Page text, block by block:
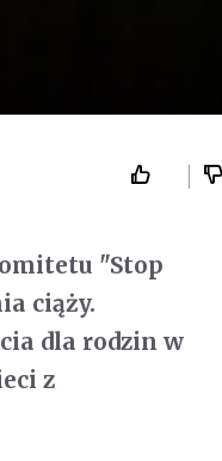
"Stop
ciąży.
dla rodzin w
z